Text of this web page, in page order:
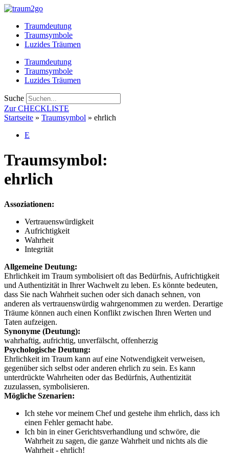
Zum
springenTraumdeutung
Traumsymbole
Luzides Träumen
Traumdeutung
Traumsymbole
Luzides Träumen
Suche
Zur CHECKLISTE
Startseite » Traumsymbol » ehrlich
E
Traumsymbol:
ehrlich
Assoziationen:
Vertrauenswürdigkeit
Aufrichtigkeit
Wahrheit
Integrität
Allgemeine Deutung:
Ehrlichkeit im Traum symbolisiert oft das Bedürfnis, Aufrichtigkeit
und Authentizität in Ihrer Wachwelt zu leben. Es könnte bedeuten,
dass Sie nach Wahrheit suchen oder sich danach sehnen, von
anderen als vertrauenswürdig wahrgenommen zu werden. Derartige
Träume können auch einen Konflikt zwischen Ihren Werten und
Taten aufzeigen.
Synonyme (Deutung):
wahrhaftig, aufrichtig, unverfälscht, offenherzig
Psychologische Deutung:
Ehrlichkeit im Traum kann auf eine Notwendigkeit verweisen,
gegenüber sich selbst oder anderen ehrlich zu sein. Es kann
unterdrückte Wahrheiten oder das Bedürfnis, Authentizität
zuzulassen, symbolisieren.
Mögliche Szenarien:
Ich stehe vor meinem Chef und gestehe ihm ehrlich, dass ich
einen Fehler gemacht habe.
Ich bin in einer Gerichtsverhandlung und schwöre, die
Wahrheit zu sagen, die ganze Wahrheit und nichts als die
Wahrheit - ehrlich!